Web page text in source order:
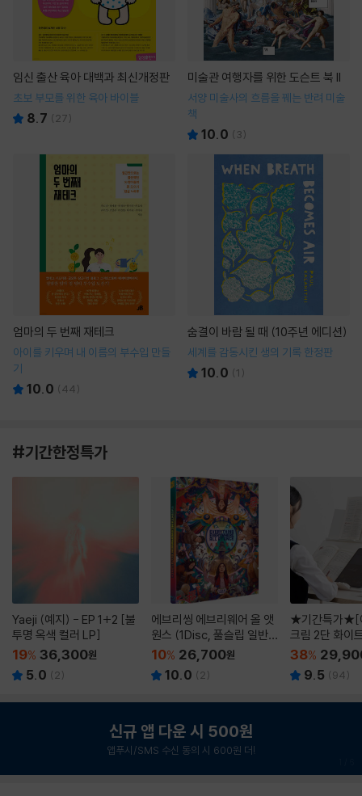
임신 출산 육아 대백과 최신개정판
초보 부모를 위한 육아 바이블
8.7 ( 27)
미술관 여행자를 위한 도슨트 북 II
서양 미술사의 흐름을 꿰는 반려 미술
책
10.0 ( 3)
엄마의 두 번째 재테크
아이를 키우며 내 이름의 부수입 만들
기
10.0 (44)
숨결이 바람 될 때 (10주년 에디션)
세계를 감동시킨 생의 기록 한정판
10.0 (1 )
#기간한정특가
Yaeji (예지) - EP 1+2 [불
투명 옥색 컬러 LP]
19% 36,300원
5.0 ( 2)
에브리씽 에브리웨어 올 앳
원스 (1Disc, 풀슬립 일반
판) : 블루레이
10% 26,700원
10.0 ( 2)
★기간특가★[
크림 2단 화이
38%
9.5 (94)
신규 앱 다운 시 500원
앱푸시/SMS 수신 동의 시 600원 더!